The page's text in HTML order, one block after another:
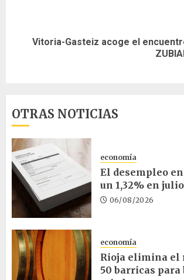
Siguiente
Vitoria-Gasteiz acoge el
OTRAS NOTICIAS
economía
El desempleo
un 1,32% en julio
06/08/2026
economía
Rioja elimina el
50 barricas para